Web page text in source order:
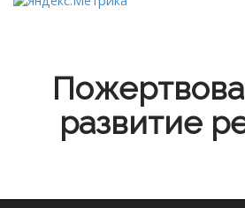
развитие